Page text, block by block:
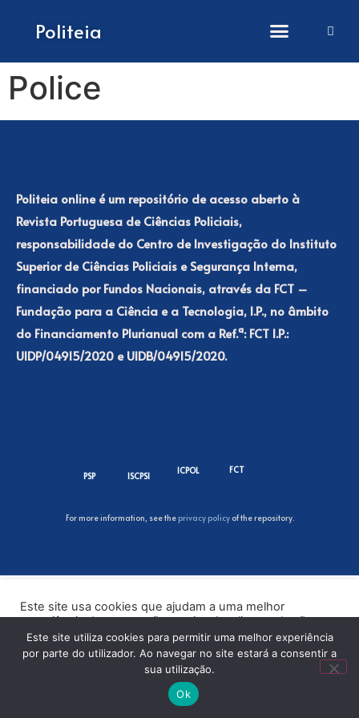
Politeia
Police
Politeia online é um repositório de acesso aberto à
Revista Portuguesa de Ciências Policiais,
responsabilidade do Centro de Investigação do Instituto
Superior de Ciências Policiais e Segurança Interna,
financiado por Fundos Nacionais, através da FCT –
Fundação para a Ciência e a Tecnologia, I.P., no âmbito
do Financiamento Plurianual com a Ref.ª: FCT I.P.:
UIDP/04915/2020 e UIDB/04915/2020.
PSP ISCPSI
ICPOL FCT
For more information, see the privacy policyof the repository.
Este site usa cookies que ajudam a uma melhor
experiência de navegação no site. Ao clicar no botão
“Aceitar” ou continuar a visualizar o nosso site, você
concorda com o uso de cookies no nosso site.
Este site utiliza cookies para permitir uma melhor experiência
por parte do utilizador. Ao navegar no site estará a consentir a
sua utilização.
Ok